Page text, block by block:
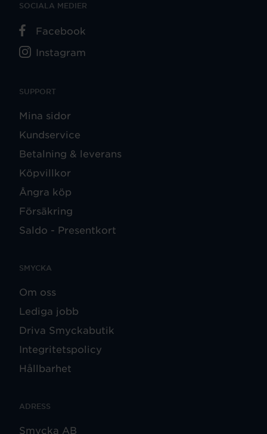
SUPPORT
Mina sidor
Kundservice
Betalning & leverans
Köpvillkor
Ångra köp
Försäkring
Saldo - Presentkort
SMYCKA
Om oss
Lediga jobb
Driva Smyckabutik
Integritetspolicy
Hållbarhet
ADRESS
Smycka AB
SOCIALA MEDIER
Facebook
Instagram